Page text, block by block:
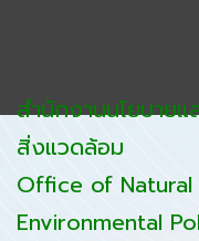
สำนักงานนโยบายแ
สิ่งแวดล้อม
Office of Natural
Environmental